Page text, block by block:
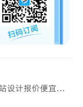
下一篇： 网站设计报价便宜的秘密